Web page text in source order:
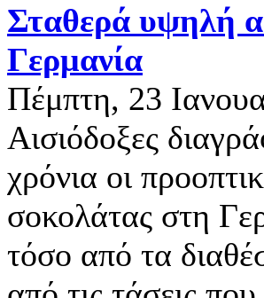
Σταθερά υψηλή
Γερμανία
Πέμπτη, 23
Αισιόδοξες
χρόνια οι
σοκολάτας στη
τόσο από τα